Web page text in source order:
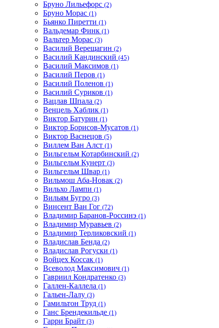
Бруно Лильефорс (2)
Бруно Морас (1)
Бьянко Пиретти (1)
Вальдемар Финк (1)
Вальтер Морас (3)
Василий Верещагин (2)
Василий Кандинский (45)
Василий Максимов (1)
Василий Перов (1)
Василий Поленов (1)
Василий Суриков (1)
Вацлав Шпала (2)
Венцель Хаблик (1)
Виктор Батурин (1)
Виктор Борисов-Мусатов (1)
Виктор Васнецов (5)
Виллем Ван Алст (1)
Вильгельм Котарбинский (2)
Вильгельм Кунерт (3)
Вильгельм Швар (1)
Вильмош Аба-Новак (2)
Вильхо Лампи (1)
Вильям Бугро (3)
Винсент Ван Гог (72)
Владимир Баранов-Россинэ (1)
Владимир Муравьев (2)
Владимир Терликовский (1)
Владислав Бенда (2)
Владислав Рогуски (1)
Войцех Коссак (1)
Всеволод Максимович (1)
Гавриил Кондратенко (3)
Галлен-Каллела (1)
Гальен-Лалу (3)
Гамильтон Труд (1)
Ганс Брендекильде (1)
Гарри Брайт (3)